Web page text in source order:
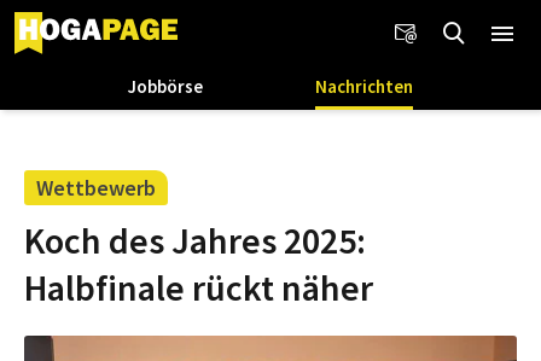
Jobbörse Nachrichten
Wettbewerb
Koch des Jahres 2025:
Halbfinale rückt näher